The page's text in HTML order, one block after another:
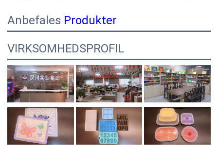
Anbefales Produkter
VIRKSOMHEDSPROFIL